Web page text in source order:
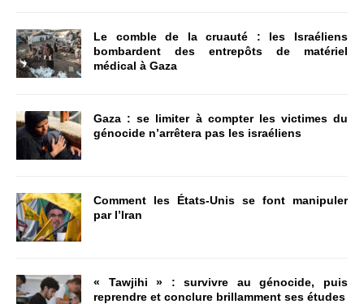
Le comble de la cruauté : les Israéliens
bombardent des entrepôts de matériel
médical à Gaza
Gaza : se limiter à compter les victimes du
génocide n’arrêtera pas les israéliens
Comment les États-Unis se font manipuler
par l’Iran
« Tawjihi » : survivre au génocide, puis
reprendre et conclure brillamment ses études